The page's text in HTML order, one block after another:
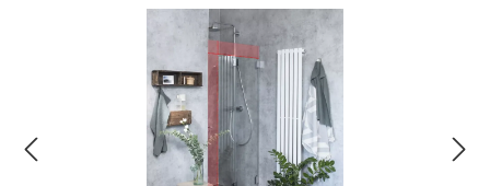
Bildergalerie überspringen